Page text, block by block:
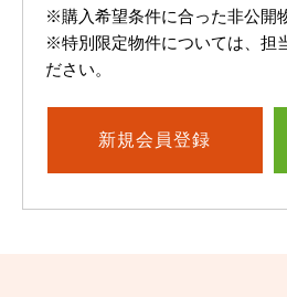
※購入希望条件に合った非公開
※特別限定物件については、担
ださい。
新規会員登録